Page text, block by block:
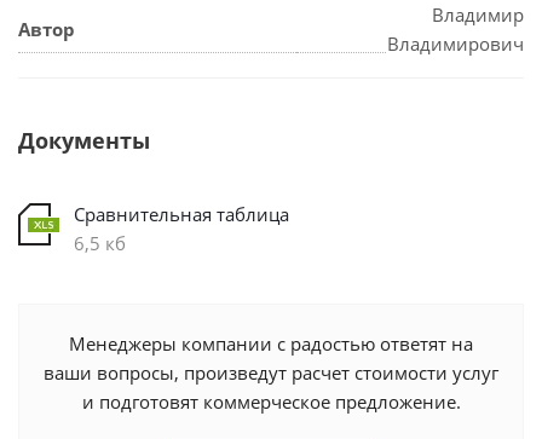
Автор
Владимир
Владимирович
Документы
Сравнительная таблица
6,5 кб
Менеджеры компании с радостью ответят на
ваши вопросы, произведут расчет стоимости услуг
и подготовят коммерческое предложение.